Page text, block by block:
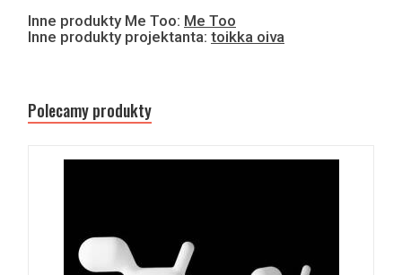
Inne produkty Me Too: Me Too
Inne produkty projektanta: toikka oiva
Polecamy produkty